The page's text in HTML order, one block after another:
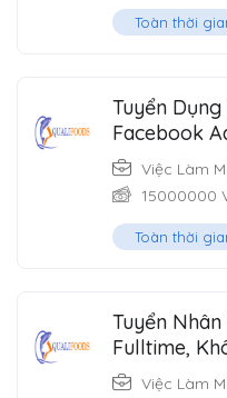
Toàn thời
Tuyển
Facebook
Việc Làm
15000000
Toàn thời
Tuyển
Fulltime,
Việc Làm